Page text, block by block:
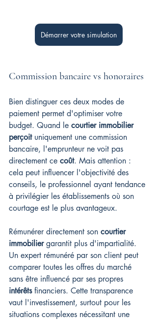
Démarrer votre simulation
Commission bancaire vs honoraires
Bien distinguer ces deux modes de
paiement permet d'optimiser votre
budget. Quand le courtier immobilier
perçoit uniquement une commission
bancaire, l'emprunteur ne voit pas
directement ce coût. Mais attention :
cela peut influencer l'objectivité des
conseils, le professionnel ayant tendance
à privilégier les établissements où son
courtage est le plus avantageux.
Rémunérer directement son courtier
immobilier garantit plus d'impartialité.
Un expert rémunéré par son client peut
comparer toutes les offres du marché
sans être influencé par ses propres
intérêts financiers. Cette transparence
vaut l'investissement, surtout pour les
situations complexes nécessitant une